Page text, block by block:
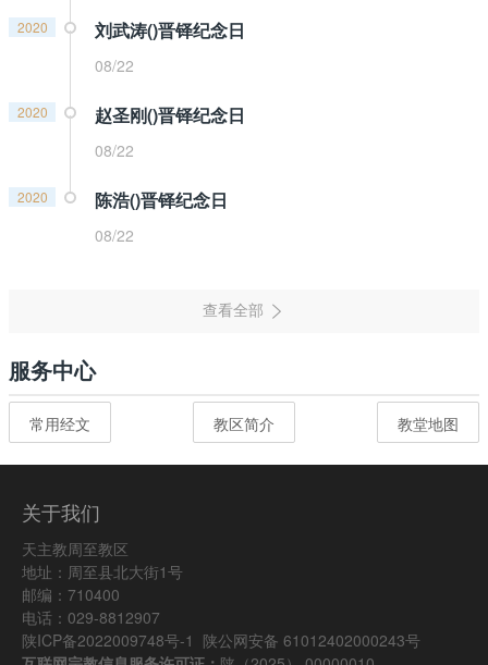
2020 刘武涛()晋铎纪念日
08/22
2020 赵圣刚()晋铎纪念日
08/22
2020 陈浩()晋铎纪念日
08/22
服务中心
常用经文 教区简介 教堂地图
关于我们
天主教周至教区
地址：周至县北大街1号
邮编：710400
电话：029-8812907
陕ICP备2022009748号-1 陕公网安备 61012402000243号